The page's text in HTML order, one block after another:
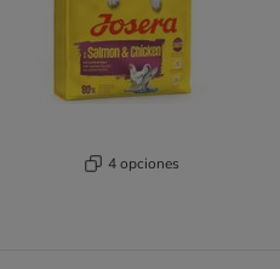
4 opciones